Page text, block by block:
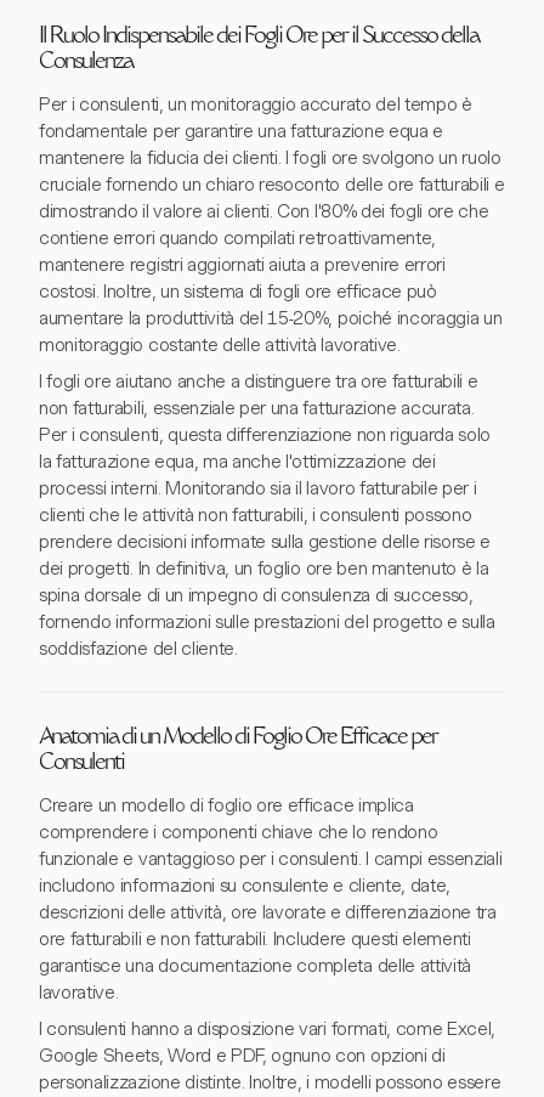
Il Ruolo Indispensabile dei Fogli Ore per il Successo della
Consulenza
Per i consulenti, un monitoraggio accurato del tempo è
fondamentale per garantire una fatturazione equa e
mantenere la fiducia dei clienti. I fogli ore svolgono un ruolo
cruciale fornendo un chiaro resoconto delle ore fatturabili e
dimostrando il valore ai clienti. Con l'80% dei fogli ore che
contiene errori quando compilati retroattivamente,
mantenere registri aggiornati aiuta a prevenire errori
costosi. Inoltre, un sistema di fogli ore efficace può
aumentare la produttività del 15-20%, poiché incoraggia un
monitoraggio costante delle attività lavorative.
I fogli ore aiutano anche a distinguere tra ore fatturabili e
non fatturabili, essenziale per una fatturazione accurata.
Per i consulenti, questa differenziazione non riguarda solo
la fatturazione equa, ma anche l'ottimizzazione dei
processi interni. Monitorando sia il lavoro fatturabile per i
clienti che le attività non fatturabili, i consulenti possono
prendere decisioni informate sulla gestione delle risorse e
dei progetti. In definitiva, un foglio ore ben mantenuto è la
spina dorsale di un impegno di consulenza di successo,
fornendo informazioni sulle prestazioni del progetto e sulla
soddisfazione del cliente.
Anatomia di un Modello di Foglio Ore Efficace per
Consulenti
Creare un modello di foglio ore efficace implica
comprendere i componenti chiave che lo rendono
funzionale e vantaggioso per i consulenti. I campi essenziali
includono informazioni su consulente e cliente, date,
descrizioni delle attività, ore lavorate e differenziazione tra
ore fatturabili e non fatturabili. Includere questi elementi
garantisce una documentazione completa delle attività
lavorative.
I consulenti hanno a disposizione vari formati, come Excel,
Google Sheets, Word e PDF, ognuno con opzioni di
personalizzazione distinte. Inoltre, i modelli possono essere